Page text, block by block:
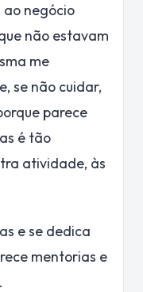
negócio
não estavam
me
se não cuidar,
parece
é tão
atividade, às
e se dedica
mentorias e